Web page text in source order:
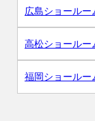
広島ショールー
高松ショールー
福岡ショールー